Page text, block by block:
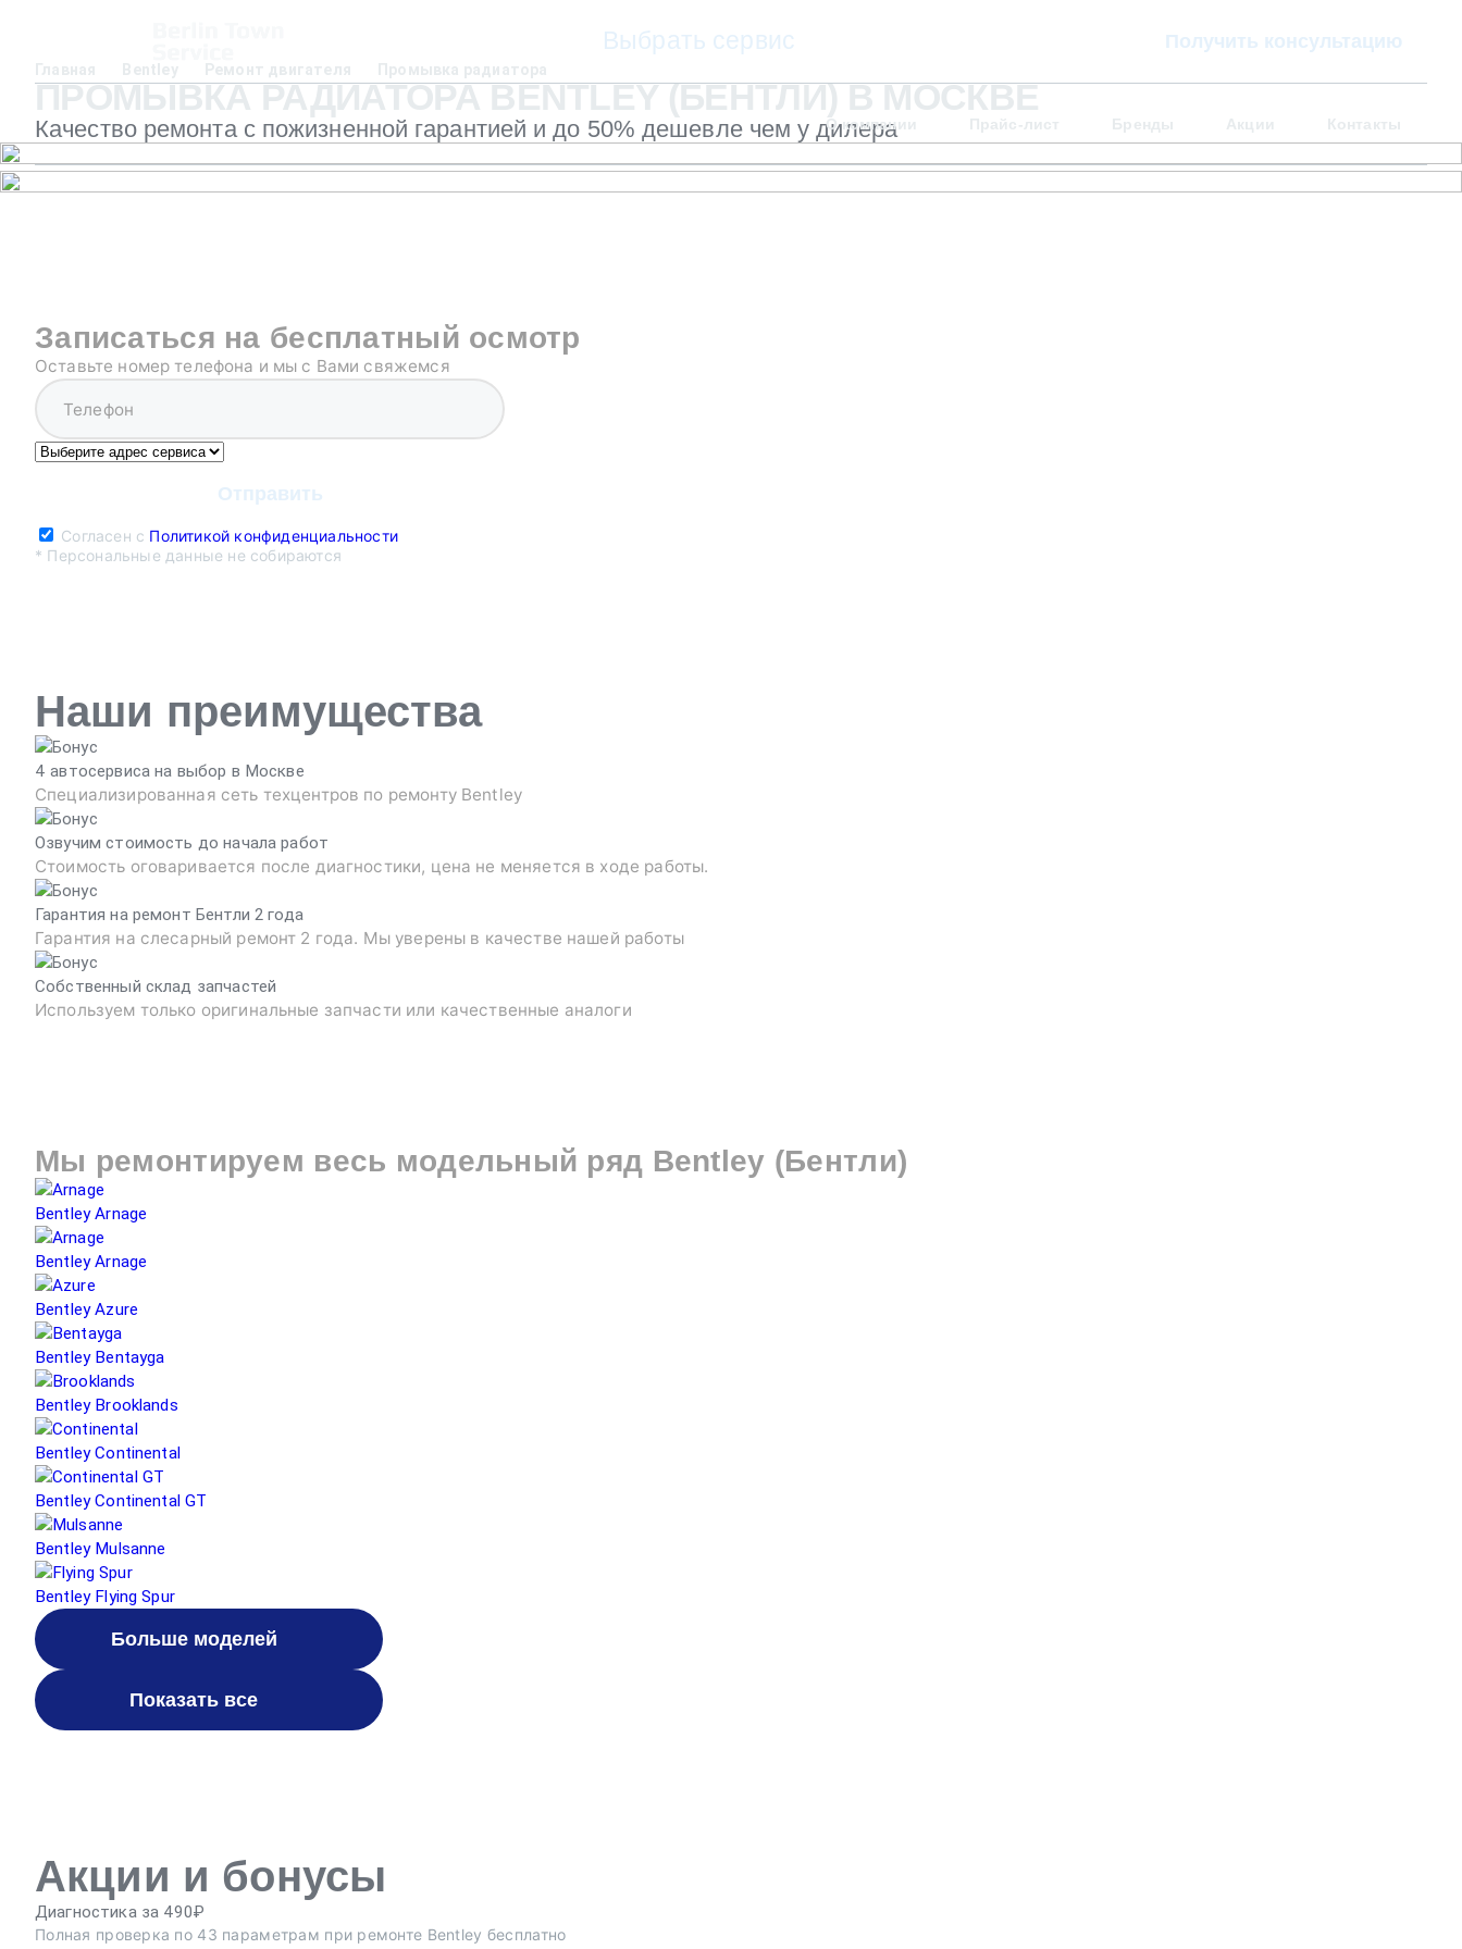
Выбрать сервис Получить консультацию
О компании Прайс-лист Бренды Акции Контакты
Главная Bentley Ремонт двигателя Промывка радиатора
ПРОМЫВКА РАДИАТОРА BENTLEY (БЕНТЛИ) В МОСКВЕ
Качество ремонта с пожизненной гарантией и до 50% дешевле чем у дилера
Записаться на бесплатный осмотр
Оставьте номер телефона и мы с Вами свяжемся
Согласен с Политикой конфиденциальности
* Персональные данные не собираются
Наши преимущества
4 автосервиса на выбор в Москве
Специализированная сеть техцентров по ремонту Bentley
Озвучим стоимость до начала работ
Стоимость оговаривается после диагностики, цена не меняется в ходе работы.
Гарантия на ремонт Бентли 2 года
Гарантия на слесарный ремонт 2 года. Мы уверены в качестве нашей работы
Собственный склад запчастей
Используем только оригинальные запчасти или качественные аналоги
Мы ремонтируем весь модельный ряд Bentley (Бентли)
Bentley Arnage
Bentley Arnage
Bentley Azure
Bentley Bentayga
Bentley Brooklands
Bentley Continental
Bentley Continental GT
Bentley Mulsanne
Bentley Flying Spur
Больше моделей
Показать все
Акции и бонусы
Диагностика за 490₽
Полная проверка по 43 параметрам при ремонте Bentley бесплатно